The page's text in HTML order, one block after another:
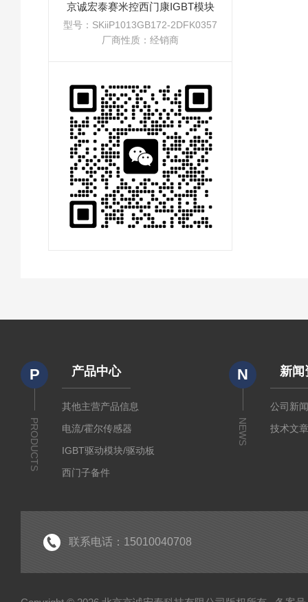
京诚宏泰赛米控西门康IGBT模块
型号：SKiiP1013GB172-2DFK0357
厂商性质：经销商
P
PRODUCTS
产品中心
其他主营产品信息
电流/霍尔传感器
IGBT驱动模块/驱动板
西门子备件
PIM集成功率模块
N
NEWS
新闻
公司新
技术文
联系电话：15010040708